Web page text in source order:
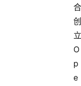
合
创
立
O
p
e